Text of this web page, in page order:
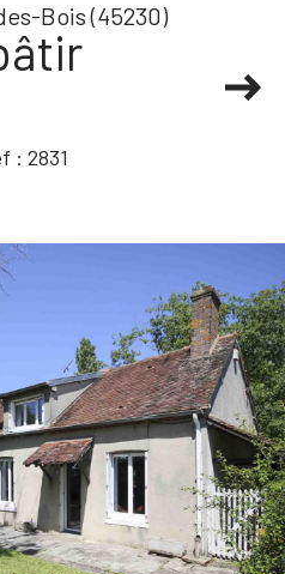
Bois (45230)
:2831